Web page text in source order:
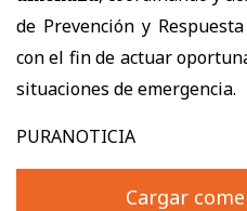
de Prevención y
con el fin de actuar
situaciones de emergencia.
PURANOTICIA
Cargar